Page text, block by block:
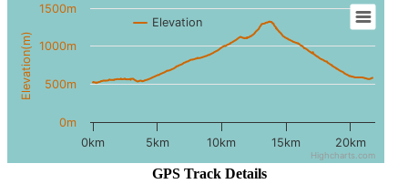
Elevation(m)
Elevation
0km 5km 10km 15km 20km
0m
500m
1000m
1500m
Highcharts.com
GPS Track Details